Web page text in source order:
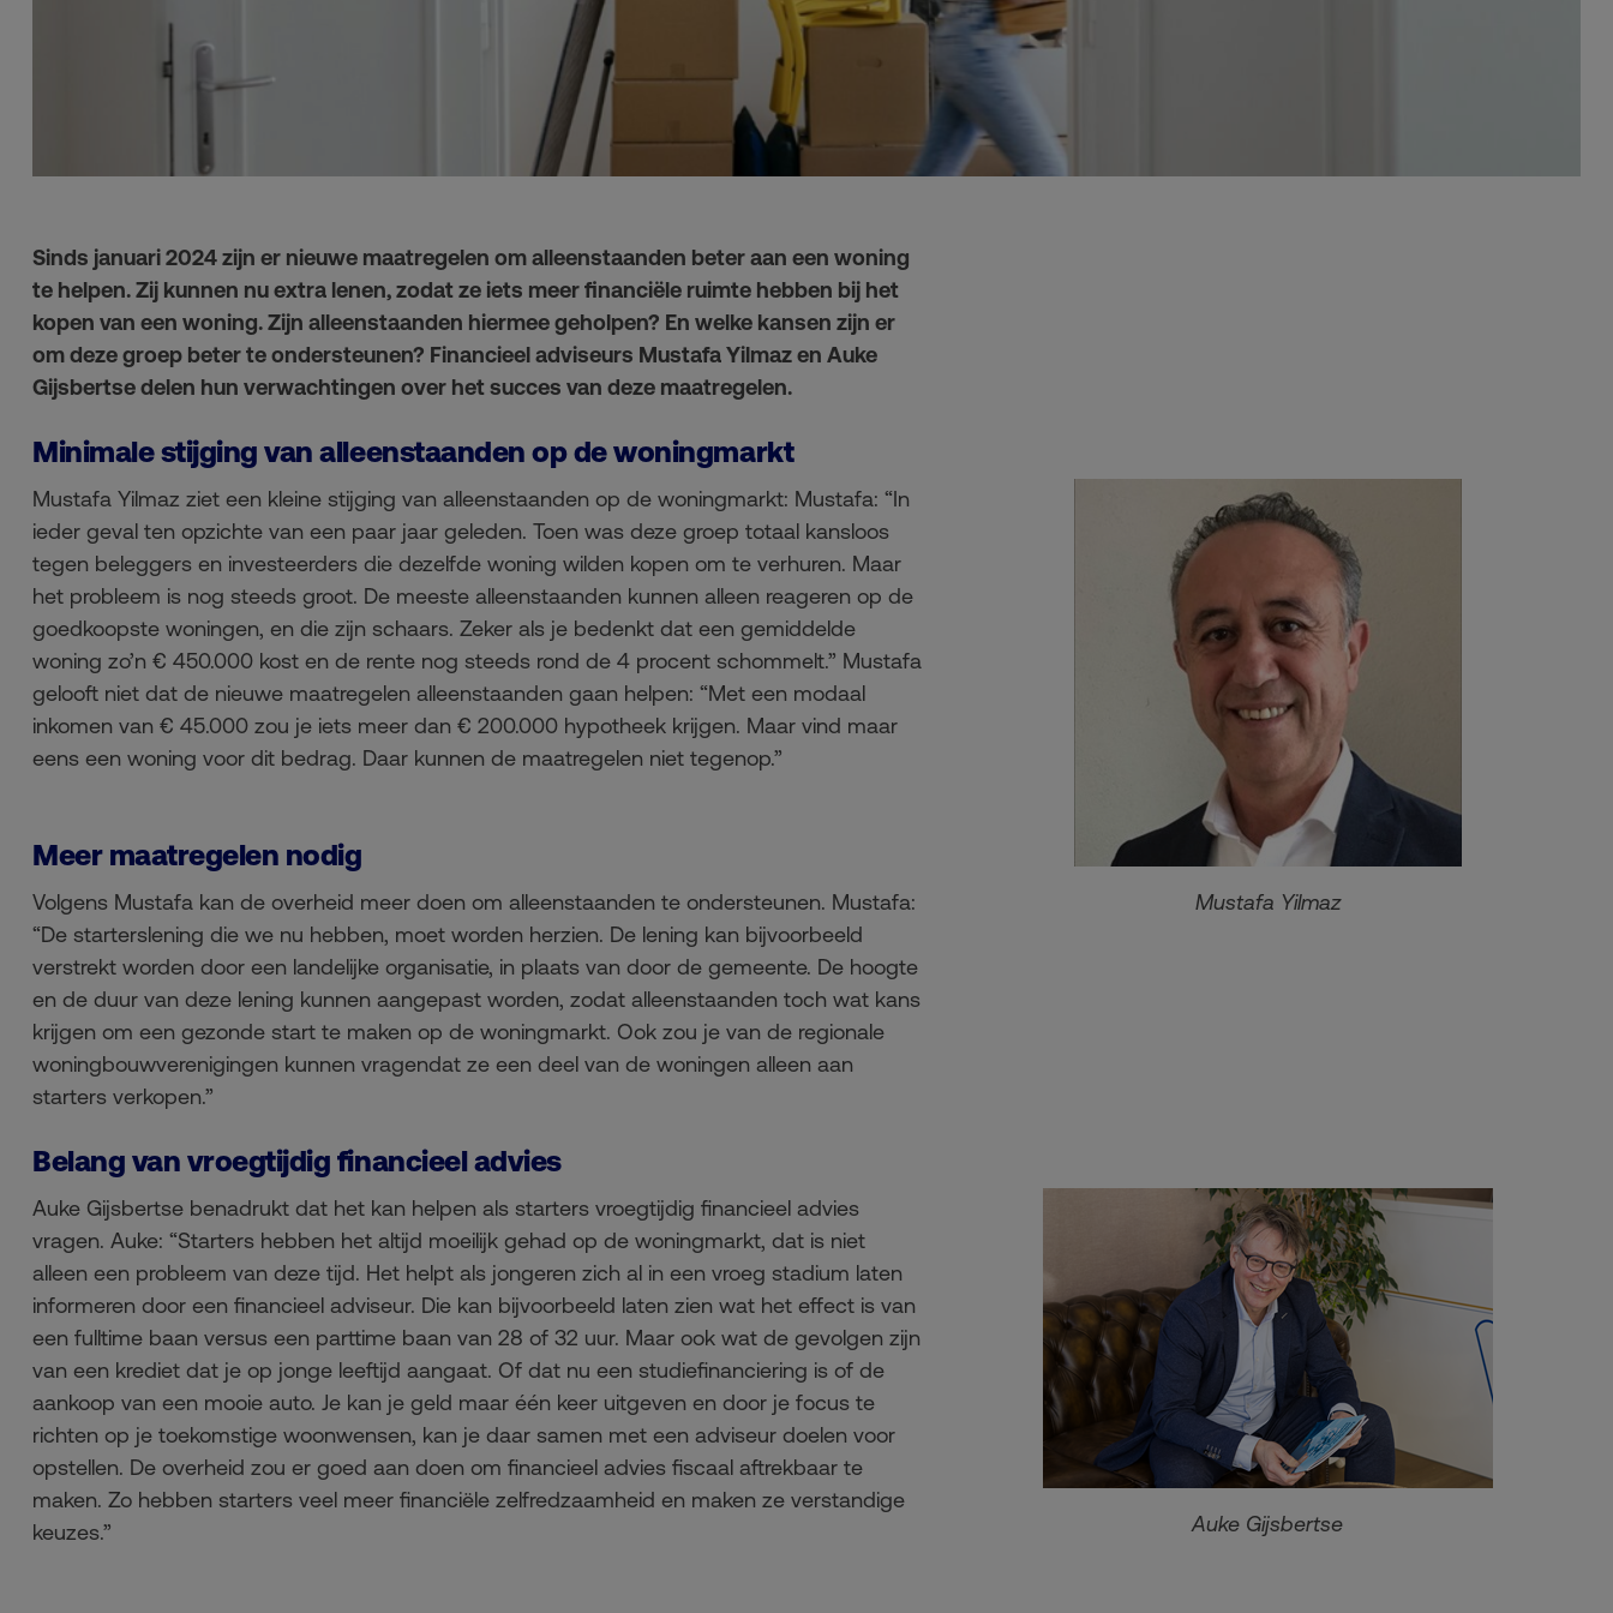
Sinds januari 2024 zijn er nieuwe maatregelen om alleenstaanden beter aan een woning
te helpen. Zij kunnen nu extra lenen, zodat ze iets meer financiële ruimte hebben bij het
kopen van een woning. Zijn alleenstaanden hiermee geholpen? En welke kansen zijn er
om deze groep beter te ondersteunen? Financieel adviseurs Mustafa Yilmaz en Auke
Gijsbertse delen hun verwachtingen over het succes van deze maatregelen.
Minimale stijging van alleenstaanden op de woningmarkt
Mustafa Yilmaz ziet een kleine stijging van alleenstaanden op de woningmarkt: Mustafa: “In
ieder geval ten opzichte van een paar jaar geleden. Toen was deze groep totaal kansloos
tegen beleggers en investeerders die dezelfde woning wilden kopen om te verhuren. Maar
het probleem is nog steeds groot. De meeste alleenstaanden kunnen alleen reageren op de
goedkoopste woningen, en die zijn schaars. Zeker als je bedenkt dat een gemiddelde
woning zo’n € 450.000 kost en de rente nog steeds rond de 4 procent schommelt.” Mustafa
gelooft niet dat de nieuwe maatregelen alleenstaanden gaan helpen: “Met een modaal
inkomen van € 45.000 zou je iets meer dan € 200.000 hypotheek krijgen. Maar vind maar
eens een woning voor dit bedrag. Daar kunnen de maatregelen niet tegenop.”
Meer maatregelen nodig
Volgens Mustafa kan de overheid meer doen om alleenstaanden te ondersteunen. Mustafa:
“De starterslening die we nu hebben, moet worden herzien. De lening kan bijvoorbeeld
verstrekt worden door een landelijke organisatie, in plaats van door de gemeente. De hoogte
en de duur van deze lening kunnen aangepast worden, zodat alleenstaanden toch wat kans
krijgen om een gezonde start te maken op de woningmarkt. Ook zou je van de regionale
woningbouwverenigingen kunnen vragendat ze een deel van de woningen alleen aan
starters verkopen.”
Mustafa Yilmaz
Belang van vroegtijdig financieel advies
Auke Gijsbertse benadrukt dat het kan helpen als starters vroegtijdig financieel advies
vragen. Auke: “Starters hebben het altijd moeilijk gehad op de woningmarkt, dat is niet
alleen een probleem van deze tijd. Het helpt als jongeren zich al in een vroeg stadium laten
informeren door een financieel adviseur. Die kan bijvoorbeeld laten zien wat het effect is van
een fulltime baan versus een parttime baan van 28 of 32 uur. Maar ook wat de gevolgen zijn
van een krediet dat je op jonge leeftijd aangaat. Of dat nu een studiefinanciering is of de
aankoop van een mooie auto. Je kan je geld maar één keer uitgeven en door je focus te
richten op je toekomstige woonwensen, kan je daar samen met een adviseur doelen voor
opstellen. De overheid zou er goed aan doen om financieel advies fiscaal aftrekbaar te
maken. Zo hebben starters veel meer financiële zelfredzaamheid en maken ze verstandige
keuzes.”
Auke Gijsbertse